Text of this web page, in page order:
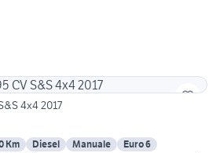
4x4 2017
Km Diesel Manuale
Euro 6